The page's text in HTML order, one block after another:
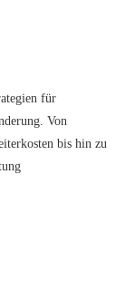
für
Von
bis hin zu